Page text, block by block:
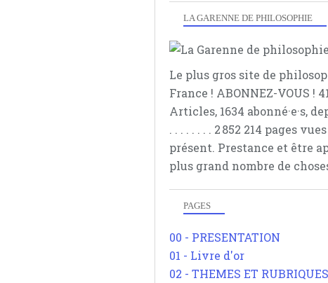
LA GARENNE DE PHILOSOPHIE
Le plus gros site de
France ! ABONNEZ-VOUS !
Articles, 1634 abonné·e·s,
. . . . . . . . 2 852 214 pages
présent. Prestance et être
plus grand nombre de
PAGES
00 - PRESENTATION
01 - Livre d'or
02 - THEMES ET RUBRIQUES